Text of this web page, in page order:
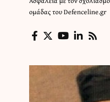
ομάδας του Defenceline.gr